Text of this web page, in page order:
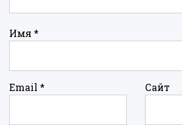
Имя *
Email * Сайт